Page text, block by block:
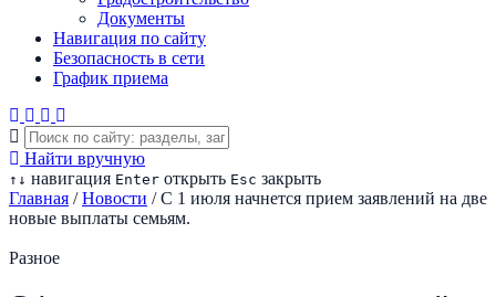
Документы
Навигация по сайту
Безопасность в сети
График приема
Найти вручную
↑ ↓ навигация Enter открыть Esc закрыть
Главная / Новости / С 1 июля начнется прием заявлений на две
новые выплаты семьям.
Разное